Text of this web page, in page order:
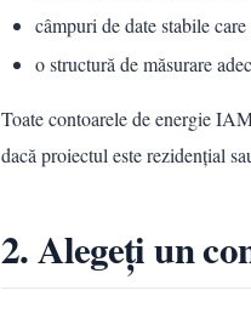
câmpuri de date stabile
o structură de măsurare
Toate contoarele de energie
dacă proiectul este rezidențial
2. Alegeți un